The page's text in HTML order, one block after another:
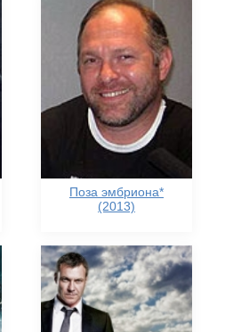
Поза эмбриона*
(2013)